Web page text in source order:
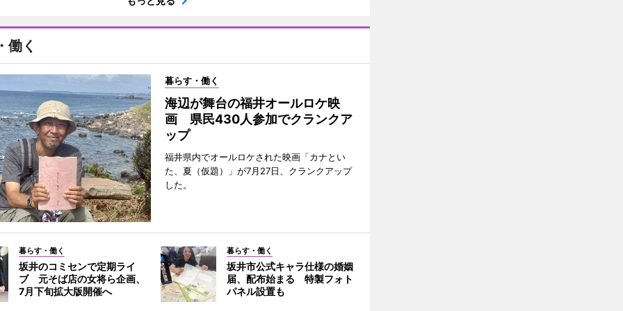
働く
暮らす・働く
海辺が舞台の福井オールロケ映
画 県民430人参加でクランクア
ップ
福井県内でオールロケされた映画「カナとい
た、夏（仮題）」が7月27日、クランクアップ
した。
暮らす・働く
坂井のコミセンで定期ライ
ブ 元そば店の女将ら企画、
7月下旬拡大版開催へ
暮らす・働く
坂井市公式キャラ仕様の婚姻
届、配布始まる 特製フォト
パネル設置も